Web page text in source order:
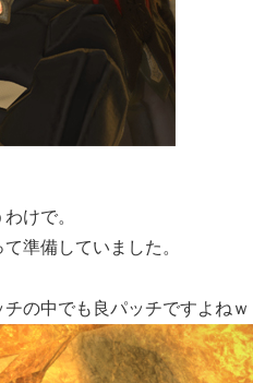
けで。
準備していました。
の中でも良パッチですよねｗ